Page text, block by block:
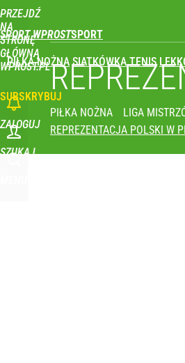
PRZEJDŹ
NA
STRONĘ
GŁÓWNĄ
WPROST.PL
SPORT WPROST
PIŁKA NOŻNA SIATKÓWKA TENIS
SUBSKRYBUJ
ZALOGUJ
SZUKAJ
PIŁKA NOŻNA LIGA
REPREZENTACJA POLSKI W